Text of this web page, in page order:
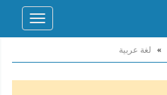
Toggle
» لغة عربية